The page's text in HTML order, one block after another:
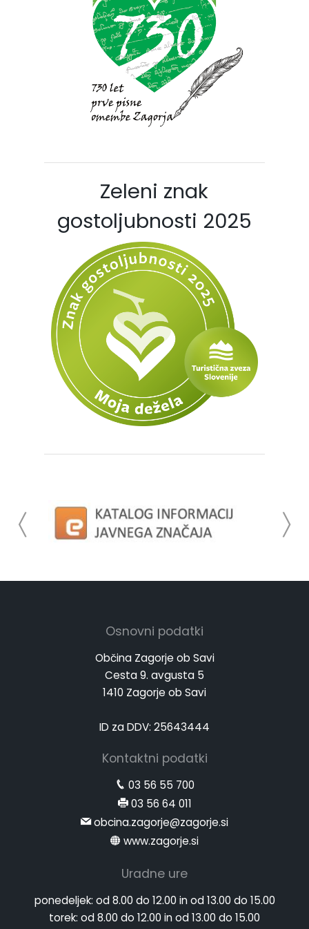
Zeleni znak
gostoljubnosti 2025
Osnovni podatki
Občina Zagorje ob Savi
Cesta 9. avgusta 5
1410 Zagorje ob Savi
ID za DDV: 25643444
Kontaktni podatki
03 56 55 700
03 56 64 011
obcina.zagorje@zagorje.si
www.zagorje.si
Uradne ure
ponedeljek: od 8.00 do 12.00 in od 13.00 do 15.00
torek: od 8.00 do 12.00 in od 13.00 do 15.00